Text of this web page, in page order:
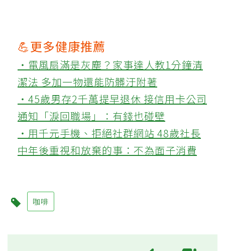
💪更多健康推薦
‧電風扇滿是灰塵？家事達人教1分鐘清
潔法 多加一物還能防髒汙附著
‧45歲男存2千萬提早退休 接信用卡公司
通知「淚回職場」：有錢也碰壁
‧用千元手機、拒絕社群網站 48歲社長
中年後重視和放棄的事：不為面子消費
咖啡